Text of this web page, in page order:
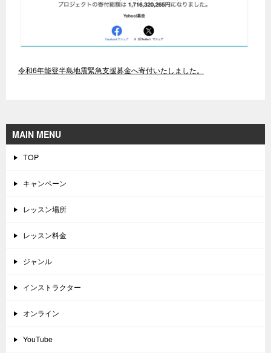
令和6年能登半島地震緊急支援募金へ寄付いたしました。
MAIN MENU
TOP
キャンペーン
レッスン場所
レッスン料金
ジャンル
インストラクター
オンライン
YouTube